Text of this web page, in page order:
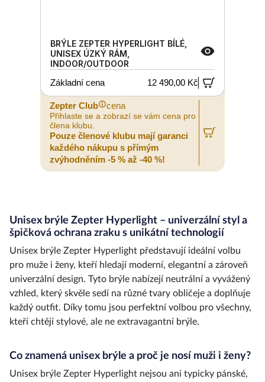
BRÝLE ZEPTER HYPERLIGHT BÍLÉ,
UNISEX ÚZKÝ RÁM,
INDOOR/OUTDOOR
Základní cena
12 490,00 Kč
Zepter Club cena
Přihlaste se a zobrazí se vám cena pro
člena klubu.
Pouze členové klubu mají garanci
každého nákupu s přímým
zvýhodněním -5 % až -40 %!
Unisex brýle Zepter Hyperlight – univerzální styl a
špičková ochrana zraku s unikátní technologií
Unisex brýle Zepter Hyperlight představují ideální volbu
pro muže i ženy, kteří hledají moderní, elegantní a zároveň
univerzální design. Tyto brýle nabízejí neutrální a vyvážený
vzhled, který skvěle sedí na různé tvary obličeje a doplňuje
každý outfit. Díky tomu jsou perfektní volbou pro všechny,
kteří chtějí stylové, ale ne extravagantní brýle.
Co znamená unisex brýle a proč je nosí muži i ženy?
Unisex brýle Zepter Hyperlight nejsou ani typicky pánské,